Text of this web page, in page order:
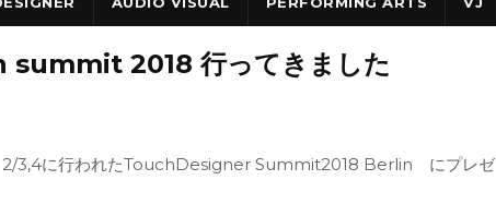
2018 行ってきました
2/3,4に行われたTouchDesigner Summit2018 Berlin にプレゼ